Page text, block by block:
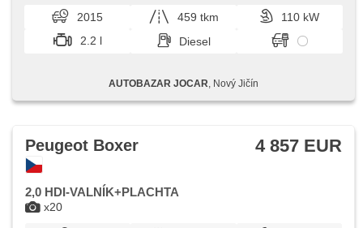
Außenthermometer, Getönte Scheiben, Ausziehbare
Kopflehnen2015 459 tkm
110 kW
2.2 l
Diesel
AUTOBAZAR JOCAR , Nový Jičín
x20
Peugeot Boxer 4 857 EUR
2,0 HDI-VALNÍK+PLACHTA